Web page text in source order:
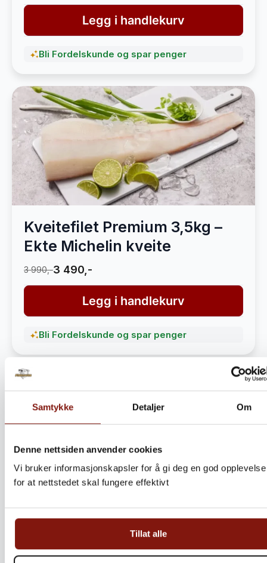
Samtykke Detaljer Om
Denne nettsiden anvender cookies
Vi bruker informasjonskapsler for å gi deg en god
for at nettstedet skal fungere effektivt
Tillat alle
Legg i handlekurv
Bli Fordelskunde og spar penger
Kveitefilet Premium 3,5kg –
Ekte Michelin kveite
3 990,-3 490,-
Legg i handlekurv
Bli Fordelskunde og spar penger
Steinbitkaker Dalen 5kg –
Ekte norsk håndverk fra
havet